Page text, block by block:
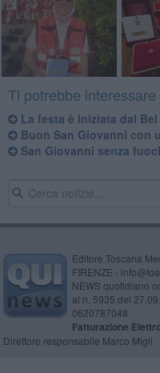
Ti potrebbe interessare
La festa è iniziata dal Bel
Buon San Giovanni con
​San Giovanni senza
Editore Toscana
FIRENZE -
NEWS quotidiano
al n. 5935 del
0620787048
Fatturazione
Direttore responsabile Marco Migli